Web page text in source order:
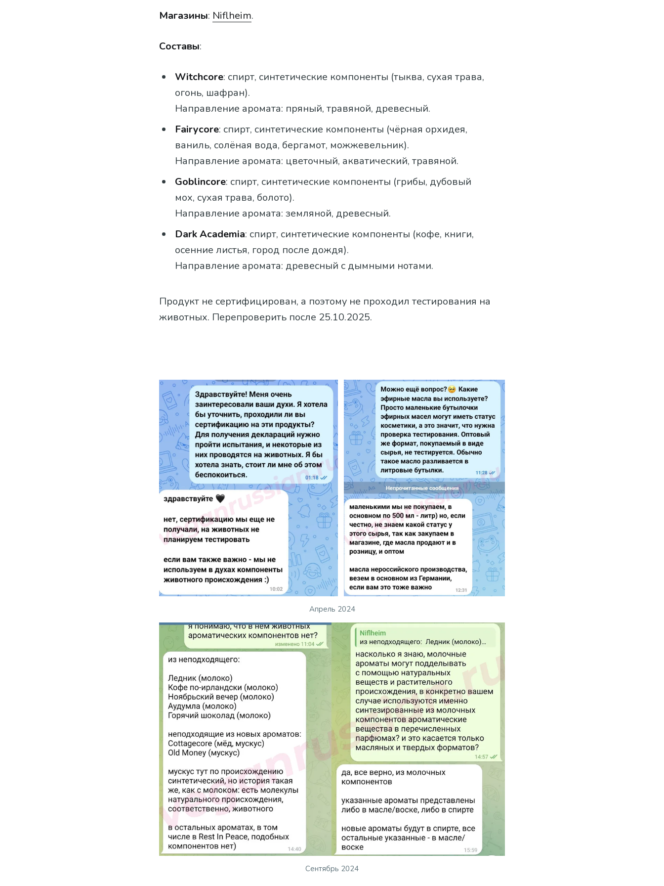
Магазины: Niflheim.
Составы:
Witchcore: спирт, синтетические компоненты (тыква, сухая трава,
огонь, шафран).
Направление аромата: пряный, травяной, древесный.
Fairycore: спирт, синтетические компоненты (чёрная орхидея,
ваниль, солёная вода, бергамот, можжевельник).
Направление аромата: цветочный, акватический, травяной.
Goblincore: спирт, синтетические компоненты (грибы, дубовый
мох, сухая трава, болото).
Направление аромата: земляной, древесный.
Dark Academia: спирт, синтетические компоненты (кофе, книги,
осенние листья, город после дождя).
Направление аромата: древесный с дымными нотами.
Продукт не сертифицирован, а поэтому не проходил тестирования на
животных. Перепроверить после 25.10.2025.
Апрель 2024
Сентябрь 2024